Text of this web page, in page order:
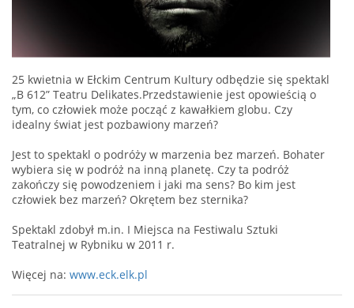
25 kwietnia w Ełckim Centrum Kultury odbędzie się spektakl
„B 612” Teatru Delikates.Przedstawienie jest opowieścią o
tym, co człowiek może począć z kawałkiem globu. Czy
idealny świat jest pozbawiony marzeń?
Jest to spektakl o podróży w marzenia bez marzeń. Bohater
wybiera się w podróż na inną planetę. Czy ta podróż
zakończy się powodzeniem i jaki ma sens? Bo kim jest
człowiek bez marzeń? Okrętem bez sternika?
Spektakl zdobył m.in. I Miejsca na Festiwalu Sztuki
Teatralnej w Rybniku w 2011 r.
Więcej na: www.eck.elk.pl